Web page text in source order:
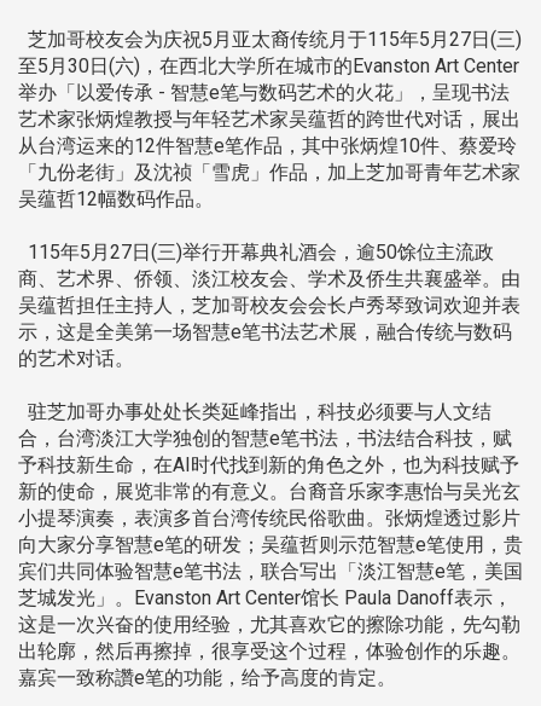
芝加哥校友会为庆祝5月亚太裔传统月于115年5月27日(三)
至5月30日(六)，在西北大学所在城市的Evanston Art Center
举办「以爱传承 - 智慧e笔与数码艺术的火花」，呈现书法
艺术家张炳煌教授与年轻艺术家吴蕴哲的跨世代对话，展出
从台湾运来的12件智慧e笔作品，其中张炳煌10件、蔡爱玲
「九份老街」及沈祯「雪虎」作品，加上芝加哥青年艺术家
吴蕴哲12幅数码作品。
115年5月27日(三)举行开幕典礼酒会，逾50馀位主流政
商、艺术界、侨领、淡江校友会、学术及侨生共襄盛举。由
吴蕴哲担任主持人，芝加哥校友会会长卢秀琴致词欢迎并表
示，这是全美第一场智慧e笔书法艺术展，融合传统与数码
的艺术对话。
驻芝加哥办事处处长类延峰指出，科技必须要与人文结
合，台湾淡江大学独创的智慧e笔书法，书法结合科技，赋
予科技新生命，在AI时代找到新的角色之外，也为科技赋予
新的使命，展览非常的有意义。台裔音乐家李惠怡与吴光玄
小提琴演奏，表演多首台湾传统民俗歌曲。张炳煌透过影片
向大家分享智慧e笔的研发；吴蕴哲则示范智慧e笔使用，贵
宾们共同体验智慧e笔书法，联合写出「淡江智慧e笔，美国
芝城发光」。Evanston Art Center馆长 Paula Danoff表示，
这是一次兴奋的使用经验，尤其喜欢它的擦除功能，先勾勒
出轮廓，然后再擦掉，很享受这个过程，体验创作的乐趣。
嘉宾一致称讚e笔的功能，给予高度的肯定。